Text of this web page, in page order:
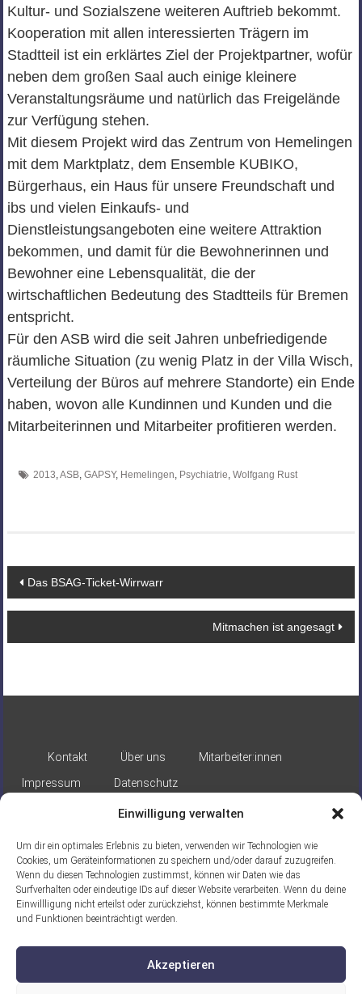
Einwilligung verwalten
Um dir ein optimales Erlebnis zu bieten, verwenden wir Technologien wie
Cookies, um Geräteinformationen zu speichern und/oder darauf zuzugreifen.
Wenn du diesen Technologien zustimmst, können wir Daten wie das
Surfverhalten oder eindeutige IDs auf dieser Website verarbeiten. Wenn du deine
Einwillligung nicht erteilst oder zurückziehst, können bestimmte Merkmale
und Funktionen beeinträchtigt werden.
Akzeptieren
Kultur- und Sozialszene weiteren Auftrieb bekommt.
Kooperation mit allen interessierten Trägern im
Stadtteil ist ein erklärtes Ziel der Projektpartner, wofür
neben dem großen Saal auch einige kleinere
Veranstaltungsräume und natürlich das Freigelände
zur Verfügung stehen.
Mit diesem Projekt wird das Zentrum von Hemelingen
mit dem Marktplatz, dem Ensemble KUBIKO,
Bürgerhaus, ein Haus für unsere Freundschaft und
ibs und vielen Einkaufs- und
Dienstleistungsangeboten eine weitere Attraktion
bekommen, und damit für die Bewohnerinnen und
Bewohner eine Lebensqualität, die der
wirtschaftlichen Bedeutung des Stadtteils für Bremen
entspricht.
Für den ASB wird die seit Jahren unbefriedigende
räumliche Situation (zu wenig Platz in der Villa Wisch,
Verteilung der Büros auf mehrere Standorte) ein Ende
haben, wovon alle Kundinnen und Kunden und die
Mitarbeiterinnen und Mitarbeiter profitieren werden.
2013,ASB, GAPSY, Hemelingen, Psychiatrie, Wolfgang Rust
Beitragsnavigation
Das BSAG-Ticket-Wirrwarr
Mitmachen ist angesagt
Kontakt Über uns
Mitarbeiter:innen
Impressum
Datenschutz
Gefördert durch: